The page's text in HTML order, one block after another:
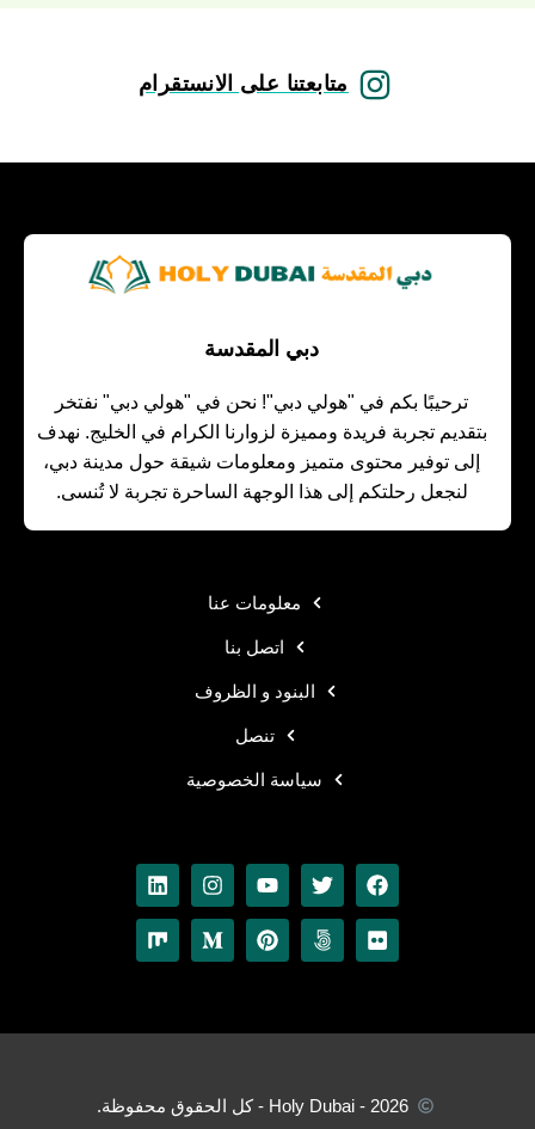
متابعتنا على الانستقرام
دبي المقدسة
ترحيبًا بكم في "هولي دبي"! نحن في "هولي دبي" نفتخر
بتقديم تجربة فريدة ومميزة لزوارنا الكرام في الخليج. نهدف
إلى توفير محتوى متميز ومعلومات شيقة حول مدينة دبي،
لنجعل رحلتكم إلى هذا الوجهة الساحرة تجربة لا تُنسى.
معلومات عنا
اتصل بنا
البنود و الظروف
تنصل
سياسة الخصوصية
Holy Dubai - 2026 - كل الحقوق محفوظة.